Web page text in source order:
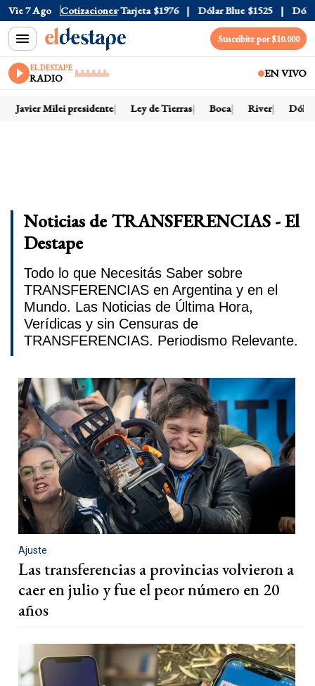
Vie 7 Ago Cotizaciones
$1520 Dólar Tarjeta $1976 Dólar Blue $1525 Dólar
Suscribite por $10.000
EL DESTAPE
RADIO EN VIVO
Javier Milei presidente Ley de Tierras Boca River Dólar
Noticias de TRANSFERENCIAS - El
Destape
Todo lo que Necesitás Saber sobre
TRANSFERENCIAS en Argentina y en el
Mundo. Las Noticias de Última Hora,
Verídicas y sin Censuras de
TRANSFERENCIAS. Periodismo Relevante.
Ajuste
Las transferencias a provincias volvieron a
caer en julio y fue el peor número en 20
años